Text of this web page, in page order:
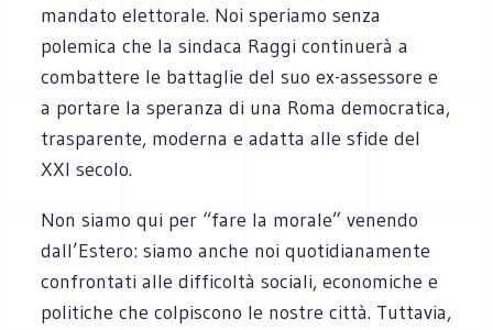
mandato elettorale. Noi speriamo senza
polemica che la sindaca Raggi continuerà a
combattere le battaglie del suo ex-assessore e
a portare la speranza di una Roma democratica,
trasparente, moderna e adatta alle sfide del
XXI secolo.
Non siamo qui per “fare la morale” venendo
dall’Estero: siamo anche noi quotidianamente
confrontati alle difficoltà sociali, economiche e
politiche che colpiscono le nostre città. Tuttavia,